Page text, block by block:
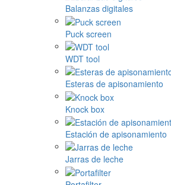
Balanzas digitales
Puck screen
WDT tool
Esteras de apisonamiento
Knock box
Estación de apisonamiento
Jarras de leche